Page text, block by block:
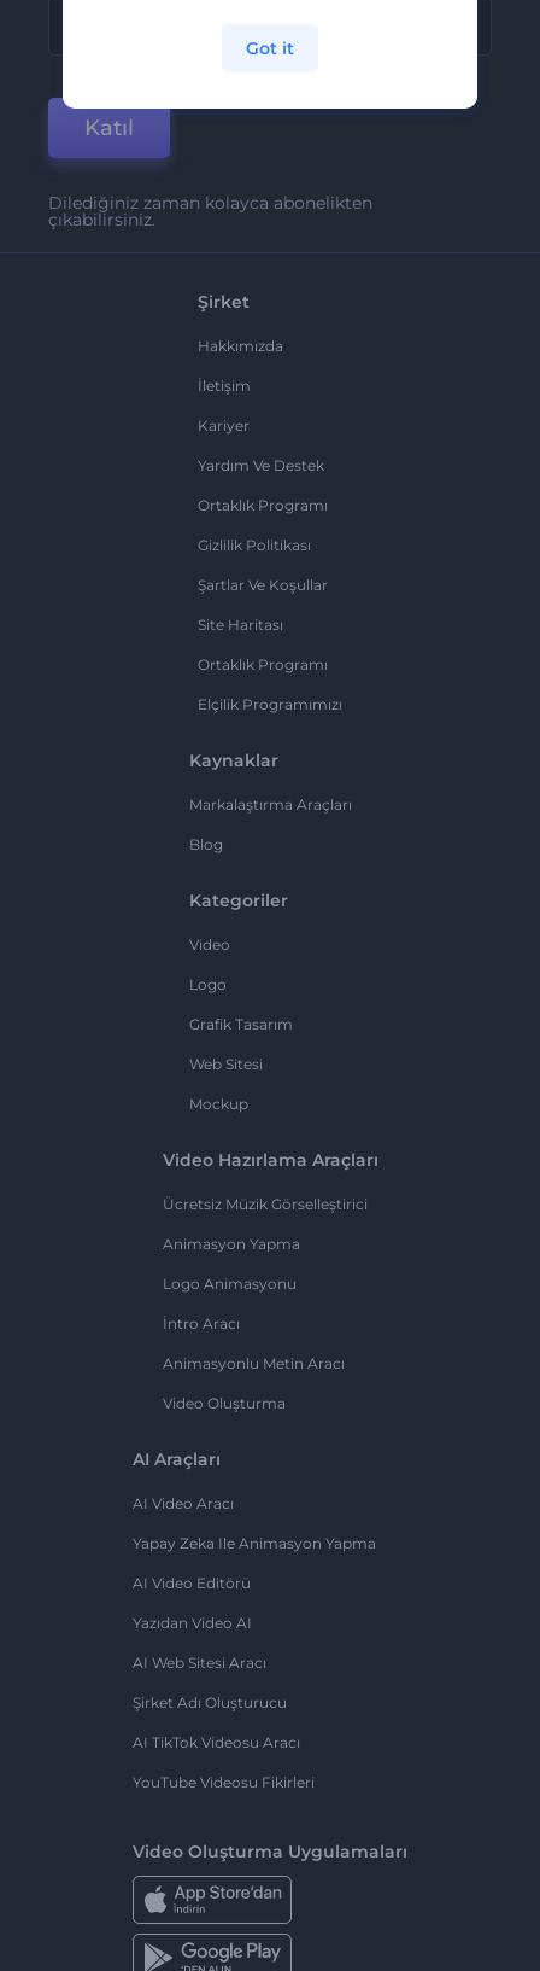
Katıl
Dilediğiniz zaman kolayca abonelikten
çıkabilirsiniz.
Şirket
Hakkımızda
İletişim
Kariyer
Yardım Ve Destek
Ortaklık Programı
Gizlilik Politikası
Şartlar Ve Koşullar
Site Haritası
Ortaklık Programı
Elçilik Programımızı
Kaynaklar
Markalaştırma Araçları
Blog
Kategoriler
Video
Logo
Grafik Tasarım
Web Sitesi
Mockup
Video Hazırlama Araçları
Ücretsiz Müzik Görselleştirici
Animasyon Yapma
Logo Animasyonu
İntro Aracı
Animasyonlu Metin Aracı
Video Oluşturma
AI Araçları
AI Video Aracı
Yapay Zeka Ile Animasyon Yapma
AI Video Editörü
Yazıdan Video AI
AI Web Sitesi Aracı
Şirket Adı Oluşturucu
AI TikTok Videosu Aracı
YouTube Videosu Fikirleri
Video Oluşturma Uygulamaları
Got it